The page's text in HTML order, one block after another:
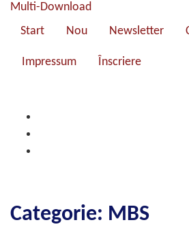
Multi-Download
Start
Nou Newsletter
Impressum Înscriere
Categorie: MBS